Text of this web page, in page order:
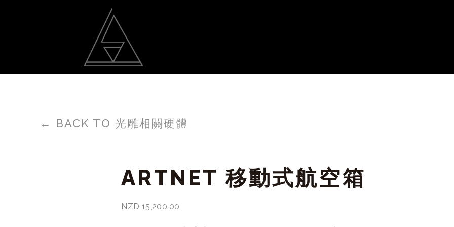
← BACK TO 光雕相關硬體
ARTNET 移動式航空箱
NZD 15,200.00